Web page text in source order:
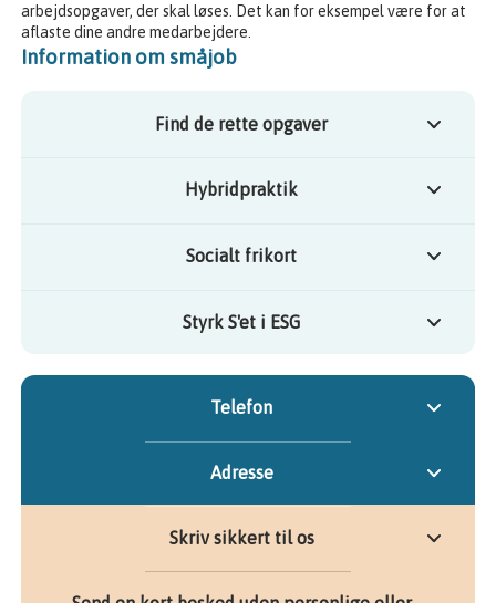
arbejdsopgaver, der skal løses. Det kan for eksempel være for at
aflaste dine andre medarbejdere.
Information om småjob
Find de rette opgaver
Hybridpraktik
Socialt frikort
Styrk S'et i ESG
Telefon
Adresse
Skriv sikkert til os